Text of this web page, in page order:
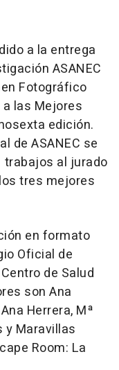
a la entrega
ASANEC
Fotográfico
a las Mejores
edición.
de ASANEC se
trabajos al jurado
tres mejores
en formato
Oficial de
de Salud
son Ana
Herrera, Mª
y Maravillas
Room: La